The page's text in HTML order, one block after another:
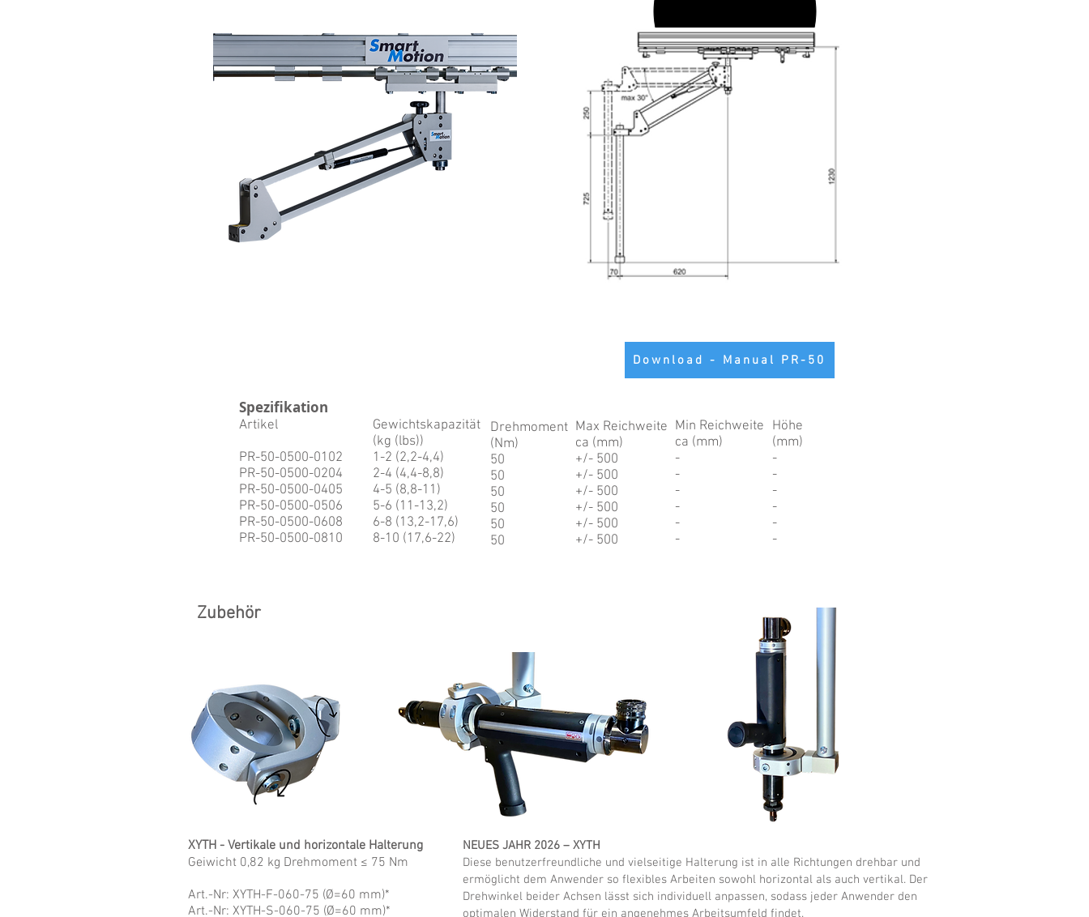
Download - Manual PR-50
Spezifikation
Artikel
PR-50-0500-0102
PR-50-0500-0204
PR-50-0500-0405
PR-50-0500-0506
PR-50-0500-0608
PR-50-0500-0810
Gewichtskapazität
(kg (lbs))
1-2 (2,2-4,4)
2-4 (4,4-8,8)
4-5 (8,8-11)
5-6 (11-13,2)
6-8 (13,2-17,6)
8-10 (17,6-22)
Drehmoment
(Nm)
50
50
50
50
50
50
Max Reichweite
ca (mm)
+/- 500
+/- 500
+/- 500
+/- 500
+/- 500
+/- 500
Min Reichweite
ca (mm)
-
-
-
-
-
-
Höhe
(mm)
-
-
-
-
-
-
Zubehör
XYTH - Vertikale und horizontale Halterung
Geiwicht 0,82 kg Drehmoment ≤ 75 Nm
Art.-Nr: XYTH-F-060-75 (Ø=60 mm)*
Art.-Nr: XYTH-S-060-75 (Ø=60 mm)*
NEUES JAHR 2026 – XYTH
Diese benutzerfreundliche und vielseitige Halterung ist in alle Richtungen drehbar und
ermöglicht dem Anwender so flexibles Arbeiten sowohl horizontal als auch vertikal. Der
Drehwinkel beider Achsen lässt sich individuell anpassen, sodass jeder Anwender den
optimalen Widerstand für ein angenehmes Arbeitsumfeld findet.